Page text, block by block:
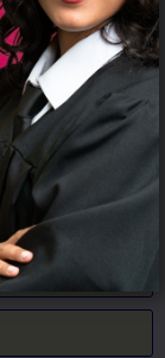
preencha o